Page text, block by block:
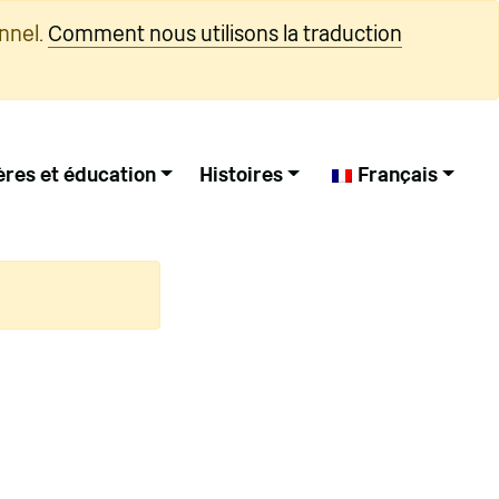
Comment nous utilisons la traduction
et éducation Histoires Français